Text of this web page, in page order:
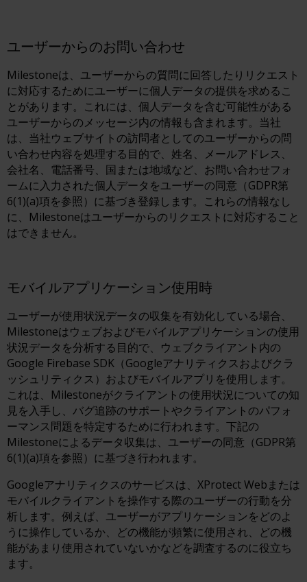
ユーザーからのお問い合わせ
Milestoneは、ユーザーからの質問に回答したりリクエスト
に対応するためにユーザーに個人データの提供を求めるこ
とがあります。これには、個人データを含む可能性がある
ユーザーからのメッセージ内の情報も含まれます。当社
は、当社ウェブサイトの訪問者としてのユーザーからの問
い合わせ内容を処理する目的で、姓名、メールアドレス、
会社名、電話番号、国または地域など、お問い合わせフォ
ームに入力された個人データをユーザーの同意（GDPR第
6(1)(a)項を参照）に基づき登録します。これらの情報なし
に、Milestoneはユーザーからのリクエストに対応すること
はできません。
モバイルアプリケーション使用時
ユーザーが使用状況データの収集を有効化している場合、
Milestoneはウェブおよびモバイルアプリケーションの使用
状況データを分析する目的で、ウェブクライアント内の
Google Firebase SDK（Googleアナリティクスおよびクラ
ッシュリティクス）およびモバイルアプリを使用します。
これは、Milestoneがクライアントの使用状況についての知
見を入手し、バグ追跡のサポートやクライアントのパフォ
ーマンス問題を特定するために行われます。下記の
Milestoneによるデータ収集は、ユーザーの同意（GDPR第
6(1)(a)項を参照）に基づき行われます。
Googleアナリティクスのサービスは、XProtect Webまたは
モバイルクライアントを操作する際のユーザーの行動を分
析します。例えば、ユーザーがアプリケーションをどのよ
うに操作しているか、どの機能が頻繁に使用され、どの機
能があまり使用されていないかなどを調査するのに役立ち
ます。